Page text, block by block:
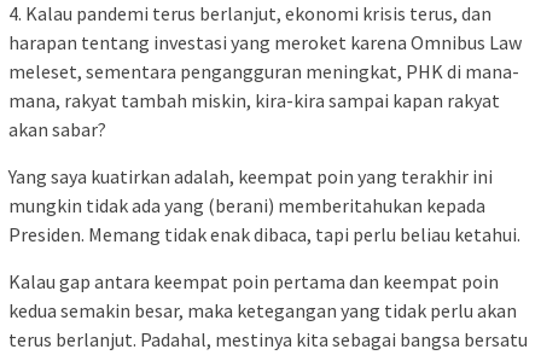
4. Kalau pandemi terus berlanjut, ekonomi krisis terus, dan
harapan tentang investasi yang meroket karena Omnibus Law
meleset, sementara pengangguran meningkat, PHK di mana-
mana, rakyat tambah miskin, kira-kira sampai kapan rakyat
akan sabar?
Yang saya kuatirkan adalah, keempat poin yang terakhir ini
mungkin tidak ada yang (berani) memberitahukan kepada
Presiden. Memang tidak enak dibaca, tapi perlu beliau ketahui.
Kalau gap antara keempat poin pertama dan keempat poin
kedua semakin besar, maka ketegangan yang tidak perlu akan
terus berlanjut. Padahal, mestinya kita sebagai bangsa bersatu